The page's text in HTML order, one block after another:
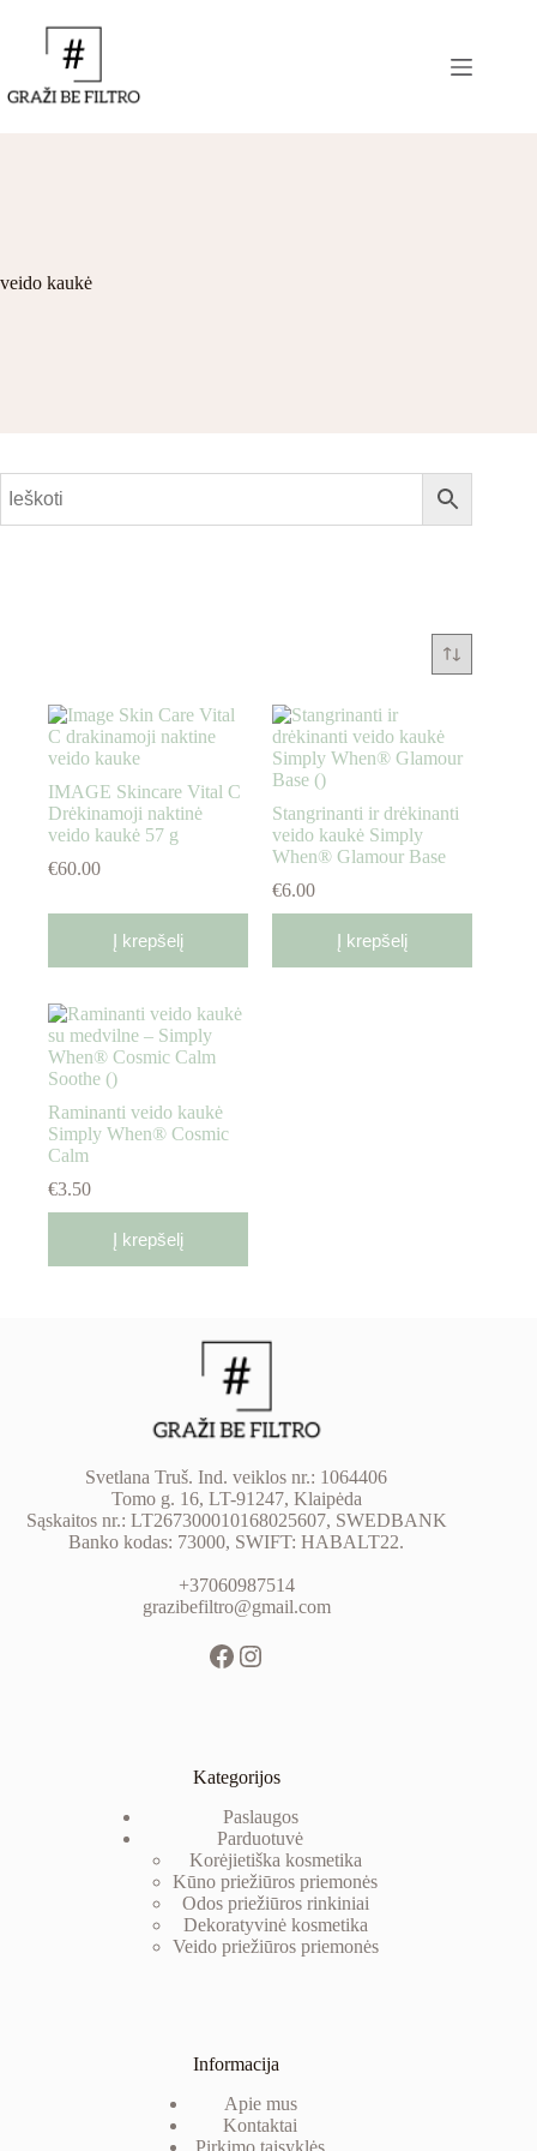
veido kaukė
IMAGE Skincare Vital C
Drėkinamoji naktinė
veido kaukė 57 g
€60.00
Į krepšelį
Stangrinanti ir drėkinanti
veido kaukė Simply
When® Glamour Base
€6.00
Į krepšelį
Raminanti veido kaukė
Simply When® Cosmic
Calm
€3.50
Į krepšelį
Svetlana Truš. Ind. veiklos nr.: 1064406
Tomo g. 16, LT-91247, Klaipėda
Sąskaitos nr.: LT267300010168025607, SWEDBANK
Banko kodas: 73000, SWIFT: HABALT22.
+37060987514
grazibefiltro@gmail.com
Kategorijos
Paslaugos
Parduotuvė
Korėjietiška kosmetika
Kūno priežiūros priemonės
Odos priežiūros rinkiniai
Dekoratyvinė kosmetika
Veido priežiūros priemonės
Informacija
Apie mus
Kontaktai
Pirkimo taisyklės